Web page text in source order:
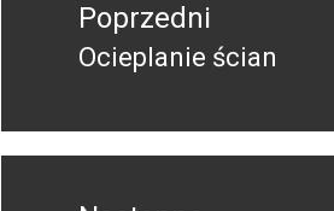
Poprzedni
Poprzedni
Ocieplanie ścian